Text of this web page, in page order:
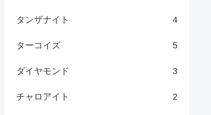
タンザナイト 4
ターコイズ 5
ダイヤモンド 3
チャロアイト 2